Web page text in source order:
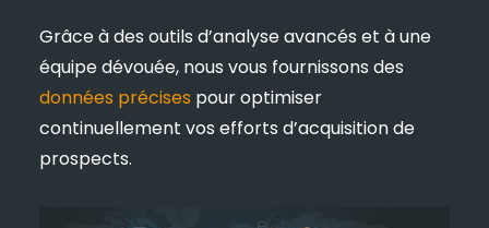
Grâce à des outils d’analyse avancés et à une
équipe dévouée, nous vous fournissons des
données précises pour optimiser
continuellement vos efforts d’acquisition de
prospects.